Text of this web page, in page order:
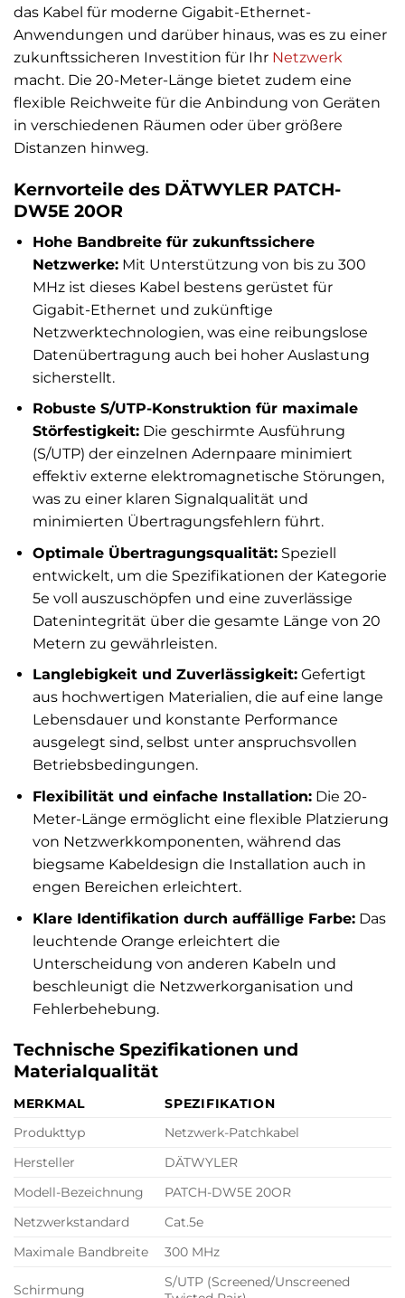
das Kabel für moderne Gigabit-Ethernet-
Anwendungen und darüber hinaus, was es zu einer
zukunftssicheren Investition für Ihr Netzwerk
macht. Die 20-Meter-Länge bietet zudem eine
flexible Reichweite für die Anbindung von Geräten
in verschiedenen Räumen oder über größere
Distanzen hinweg.
Kernvorteile des DÄTWYLER PATCH-
DW5E 20OR
Hohe Bandbreite für zukunftssichere
Netzwerke:Mit Unterstützung von bis zu 300
MHz ist dieses Kabel bestens gerüstet für
Gigabit-Ethernet und zukünftige
Netzwerktechnologien, was eine reibungslose
Datenübertragung auch bei hoher Auslastung
sicherstellt.
Robuste S/UTP-Konstruktion für maximale
Störfestigkeit:Die geschirmte Ausführung
(S/UTP) der einzelnen Adernpaare minimiert
effektiv externe elektromagnetische Störungen,
was zu einer klaren Signalqualität und
minimierten Übertragungsfehlern führt.
Optimale Übertragungsqualität:Speziell
entwickelt, um die Spezifikationen der Kategorie
5e voll auszuschöpfen und eine zuverlässige
Datenintegrität über die gesamte Länge von 20
Metern zu gewährleisten.
Langlebigkeit und Zuverlässigkeit:Gefertigt
aus hochwertigen Materialien, die auf eine lange
Lebensdauer und konstante Performance
ausgelegt sind, selbst unter anspruchsvollen
Betriebsbedingungen.
Flexibilität und einfache Installation:Die 20-
Meter-Länge ermöglicht eine flexible Platzierung
von Netzwerkkomponenten, während das
biegsame Kabeldesign die Installation auch in
engen Bereichen erleichtert.
Klare Identifikation durch auffällige Farbe:Das
leuchtende Orange erleichtert die
Unterscheidung von anderen Kabeln und
beschleunigt die Netzwerkorganisation und
Fehlerbehebung.
Technische Spezifikationen und
Materialqualität
MERKMAL
SPEZIFIKATION
Produkttyp
Netzwerk-Patchkabel
Hersteller
DÄTWYLER
Modell-Bezeichnung
PATCH-DW5E 20OR
Netzwerkstandard
Cat.5e
Maximale Bandbreite
300 MHz
Schirmung
S/UTP (Screened/Unscreened